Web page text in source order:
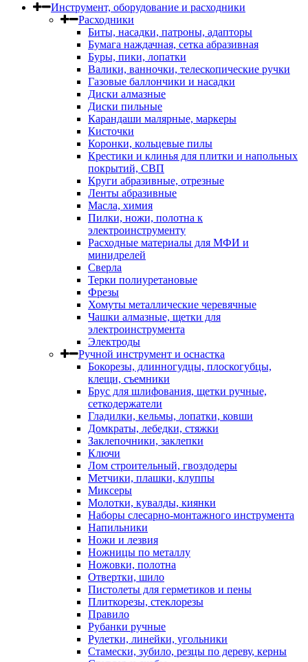
Инструмент, оборудование и расходники
Расходники
Биты, насадки, патроны, адапторы
Бумага наждачная, сетка абразивная
Буры, пики, лопатки
Валики, ванночки, телескопические ручки
Газовые баллончики и насадки
Диски алмазные
Диски пильные
Карандаши малярные, маркеры
Кисточки
Коронки, кольцевые пилы
Крестики и клинья для плитки и напольных
покрытий, СВП
Круги абразивные, отрезные
Ленты абразивные
Масла, химия
Пилки, ножи, полотна к
электроинструменту
Расходные материалы для МФИ и
минидрелей
Сверла
Терки полиуретановые
Фрезы
Хомуты металлические черевячные
Чашки алмазные, щетки для
электроинструмента
Электроды
Ручной инструмент и оснастка
Бокорезы, длинногудцы, плоскогубцы,
клещи, съемники
Брус для шлифования, щетки ручные,
сеткодержатели
Гладилки, кельмы, лопатки, ковши
Домкраты, лебедки, стяжки
Заклепочники, заклепки
Ключи
Лом строительный, гвоздодеры
Метчики, плашки, клуппы
Миксеры
Молотки, кувалды, киянки
Наборы слесарно-монтажного инструмента
Напильники
Ножи и лезвия
Ножницы по металлу
Ножовки, полотна
Отвертки, шило
Пистолеты для герметиков и пены
Плиткорезы, стеклорезы
Правило
Рубанки ручные
Рулетки, линейки, угольники
Стамески, зубило, резцы по дереву, керны